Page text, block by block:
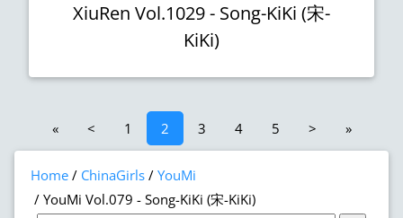
XiuRen Vol.1029 - Song-KiKi (宋-
KiKi)
« < 1 2 3 4 5 > »
Home ChinaGirls
YouMi
YouMi Vol.079 - Song-KiKi (宋-KiKi)